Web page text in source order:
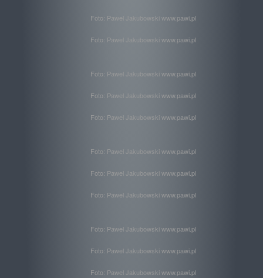
Foto: Pawel Jakubowski www.pawi.pl
Foto: Pawel Jakubowski www.pawi.pl
Foto: Pawel Jakubowski www.pawi.pl
Foto: Pawel Jakubowski www.pawi.pl
Foto: Pawel Jakubowski www.pawi.pl
Foto: Pawel Jakubowski www.pawi.pl
Foto: Pawel Jakubowski www.pawi.pl
Foto: Pawel Jakubowski www.pawi.pl
Foto: Pawel Jakubowski www.pawi.pl
Foto: Pawel Jakubowski www.pawi.pl
Foto: Pawel Jakubowski www.pawi.pl